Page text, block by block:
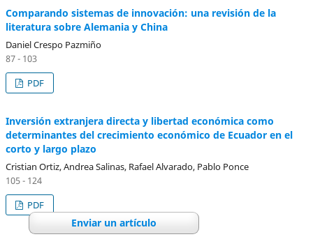
Comparando sistemas de innovación: una revisión de la
literatura sobre Alemania y China
Daniel Crespo Pazmiño
87 - 103
PDF
Inversión extranjera directa y libertad económica como
determinantes del crecimiento económico de Ecuador en el
corto y largo plazo
Cristian Ortiz, Andrea Salinas, Rafael Alvarado, Pablo Ponce
105 - 124
PDF
Enviar un artículo